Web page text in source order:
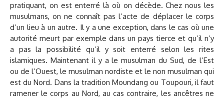
pratiquant, on est enterré là où on décède. Chez nous les
musulmans, on ne connaît pas l’acte de déplacer le corps
d’un lieu à un autre. Il y a une exception, dans le cas où une
autorité meurt par exemple dans un pays tierce et qu’il n’y
a pas la possibilité qu’il y soit enterré selon les rites
islamiques. Maintenant il y a le musulman du Sud, de l’Est
ou de l’Ouest, le musulman nordiste et le non musulman qui
est du Nord. Dans la tradition Moundang ou Toupouri, il faut
ramener le corps au Nord, au cas contraire, les ancêtres ne